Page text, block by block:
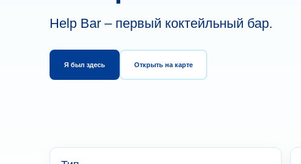
Help Bar – первый коктейльный бар.
Я был здесь Открыть на карте